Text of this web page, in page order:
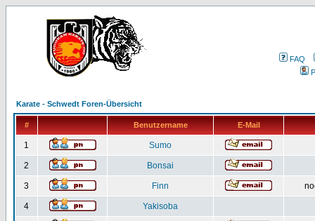
FAQ
Karate - Schwedt Foren-Übersicht
# Benutzername E-Mail
1 Sumo
2 Bonsai
3 Finn
4 Yakisoba